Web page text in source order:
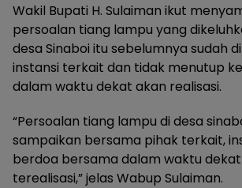
Wakil Bupati H. Sulaiman ikut
persoalan tiang lampu yang
desa Sinaboi itu sebelumnya sudah
instansi terkait dan tidak menutup
dalam waktu dekat akan realisasi.
“Persoalan tiang lampu di desa
sampaikan bersama pihak terkait,
berdoa bersama dalam waktu
terealisasi,” jelas Wabup Sulaiman.